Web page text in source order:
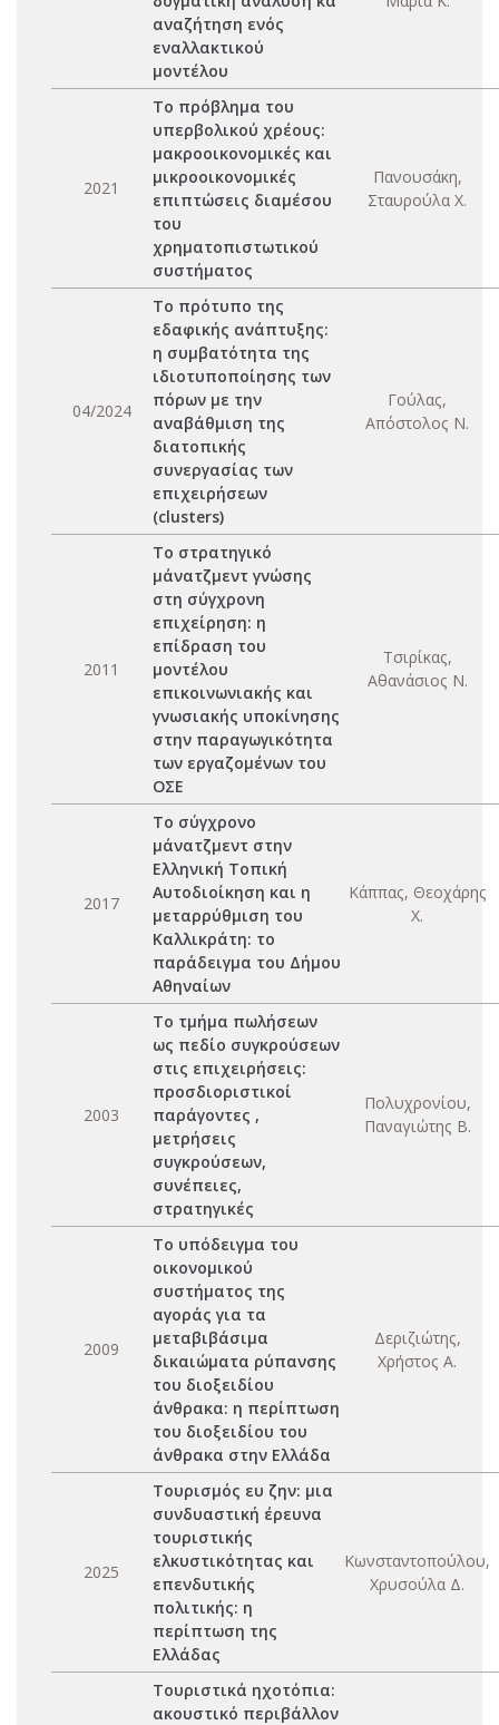
αναζήτηση ενός
εναλλακτικού
μοντέλου
2021
Το πρόβλημα του
υπερβολικού χρέους:
μακροοικονομικές και
μικροοικονομικές
επιπτώσεις διαμέσου
του
χρηματοπιστωτικού
συστήματος
Πανουσάκη,
Σταυρούλα Χ.
04/2024
Το πρότυπο της
εδαφικής ανάπτυξης:
η συμβατότητα της
ιδιοτυποποίησης των
πόρων με την
αναβάθμιση της
διατοπικής
συνεργασίας των
επιχειρήσεων
(clusters)
Γούλας,
Απόστολος Ν.
2011
Το στρατηγικό
μάνατζμεντ γνώσης
στη σύγχρονη
επιχείρηση: η
επίδραση του
μοντέλου
επικοινωνιακής και
γνωσιακής υποκίνησης
στην παραγωγικότητα
των εργαζομένων του
ΟΣΕ
Τσιρίκας,
Αθανάσιος Ν.
2017
Το σύγχρονο
μάνατζμεντ στην
Ελληνική Τοπική
Αυτοδιοίκηση και η
μεταρρύθμιση του
Καλλικράτη: το
παράδειγμα του Δήμου
Αθηναίων
Κάππας, Θεοχάρης
Χ.
2003
Το τμήμα πωλήσεων
ως πεδίο συγκρούσεων
στις επιχειρήσεις:
προσδιοριστικοί
παράγοντες ,
μετρήσεις
συγκρούσεων,
συνέπειες,
στρατηγικές
Πολυχρονίου,
Παναγιώτης Β.
2009
Το υπόδειγμα του
οικονομικού
συστήματος της
αγοράς για τα
μεταβιβάσιμα
δικαιώματα ρύπανσης
του διοξειδίου
άνθρακα: η περίπτωση
του διοξειδίου του
άνθρακα στην Ελλάδα
Δεριζιώτης,
Χρήστος Α.
2025
Τουρισμός ευ ζην: μια
συνδυαστική έρευνα
τουριστικής
ελκυστικότητας και
επενδυτικής
πολιτικής: η
περίπτωση της
Ελλάδας
Κωνσταντοπούλου,
Χρυσούλα Δ.
Τουριστικά ηχοτόπια:
ακουστικό περιβάλλον